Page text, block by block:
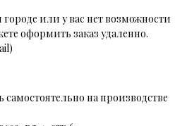
или у вас нет возможности
оформить заказ удаленно.
самостоятельно на производстве